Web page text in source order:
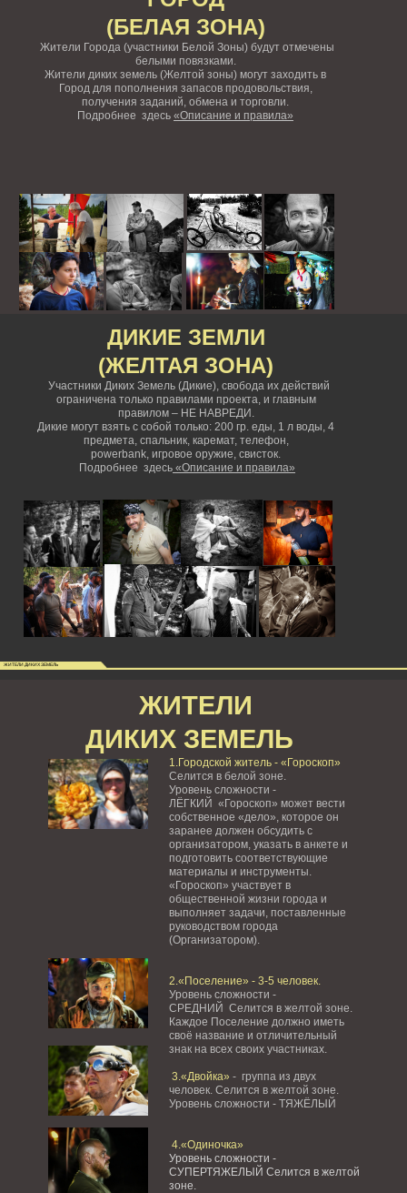
(БЕЛАЯ ЗОНА)
Жители Города (участники Белой Зоны) будут отмечены
белыми повязками.
Жители диких земель (Желтой зоны) могут заходить в
Город для пополнения запасов продовольствия,
получения заданий, обмена и торговли.
Подробнее здесь «Описание и правила»
ДИКИЕ ЗЕМЛИ
(ЖЕЛТАЯ ЗОНА)
Участники Диких Земель (Дикие), свобода их действий
ограничена только правилами проекта, и главным
правилом – НЕ НАВРЕДИ.
Дикие могут взять с собой только: 200 гр. еды, 1 л воды, 4
предмета, спальник, каремат, телефон,
powerbank, игровое оружие, свисток.
Подробнее здесь «Описание и правила»
ЖИТЕЛИ ДИКИХ ЗЕМЕЛЬ
ЖИТЕЛИ
ДИКИХ ЗЕМЕЛЬ
1.Городской житель - «Гороскоп»
Селится в белой зоне.
Уровень сложности -
ЛЁГКИЙ «Гороскоп» может вести
собственное «дело», которое он
заранее должен обсудить с
организатором, указать в анкете и
подготовить соответствующие
материалы и инструменты.
«Гороскоп» участвует в
общественной жизни города и
выполняет задачи, поставленные
руководством города
(Организатором).
2.«Поселение» - 3-5 человек.
Уровень сложности -
СРЕДНИЙ Селится в желтой зоне.
Каждое Поселение должно иметь
своё название и отличительный
знак на всех своих участниках.
3.«Двойка» - группа из двух
человек. Селится в желтой зоне.
Уровень сложности - ТЯЖЁЛЫЙ
4.«Одиночка»
Уровень сложности -
СУПЕРТЯЖЕЛЫЙ Селится в желтой
зоне.